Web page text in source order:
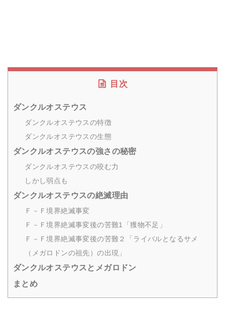
目次
ダンクルオステウス
ダンクルオステウスの特徴
ダンクルオステウスの生態
ダンクルオステウスの強さの秘密
ダンクルオステウスの咬む力
しかし弱点も
ダンクルオステウスの絶滅理由
Ｆ－Ｆ境界絶滅事変
Ｆ－Ｆ境界絶滅事変後の苦難1「獲物不足」
Ｆ－Ｆ境界絶滅事変後の苦難２「ライバルとなるサメ
（メガロドンの祖先）の出現」
ダンクルオステウスとメガロドン
まとめ